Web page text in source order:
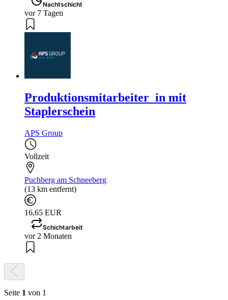
Nachtschicht
vor 7 Tagen
Produktionsmitarbeiter_in mit
Staplerschein
APS Group
Vollzeit
Puchberg am Schneeberg
(13 km entfernt)
16,65 EUR
Schichtarbeit
vor 2 Monaten
Seite 1 von 1